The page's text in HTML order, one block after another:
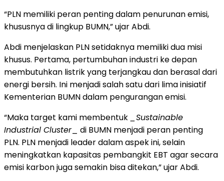
“PLN memiliki peran penting dalam penurunan emisi,
khususnya di lingkup BUMN,” ujar Abdi.
Abdi menjelaskan PLN setidaknya memiliki dua misi
khusus. Pertama, pertumbuhan industri ke depan
membutuhkan listrik yang terjangkau dan berasal dari
energi bersih. Ini menjadi salah satu dari lima inisiatif
Kementerian BUMN dalam pengurangan emisi.
“Maka target kami membentuk
_Sustainable
Industrial Cluster_ di BUMN menjadi peran penting
PLN. PLN menjadi leader dalam aspek ini, selain
meningkatkan kapasitas pembangkit EBT agar secara
emisi karbon juga semakin bisa ditekan,” ujar Abdi.